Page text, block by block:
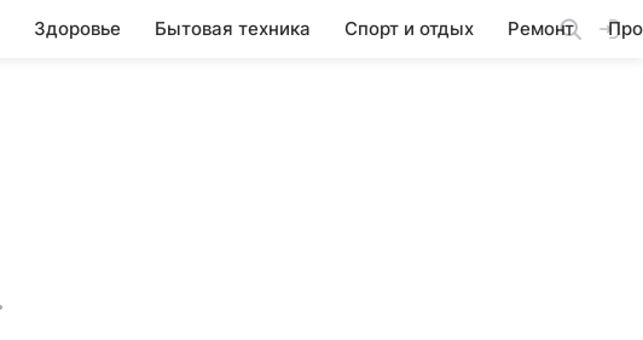
Здоровье Бытовая техника Спорт и отдых Ремонт